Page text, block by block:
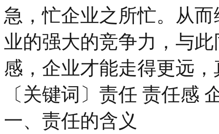
急，忙企业之所忙。从
业的强大的竞争力，与
感，企业才能走得更远
〔关键词〕责任 责任感
一、责任的含义